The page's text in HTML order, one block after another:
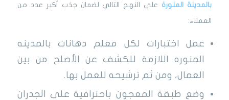
بالمدينة المنورة على النهج التالي لضمان جذب أكبر عدد من
العملاء:
عمل اختبارات لكل معلم دهانات بالمدينه
المنوره اللازمة للكشف عن الأصلح من بين
العمال، ومن ثم ترشيحه للعمل بها.
وضع طبقة المعجون باحترافية على الجدران